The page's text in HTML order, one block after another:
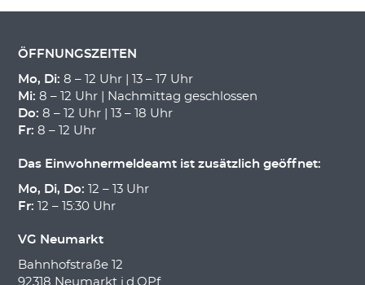
ÖFFNUNGSZEITEN
Mo, Di: 8 – 12 Uhr | 13 – 17 Uhr
Mi: 8 – 12 Uhr | Nachmittag geschlossen
Do: 8 – 12 Uhr | 13 – 18 Uhr
Fr: 8 – 12 Uhr
Das Einwohnermeldeamt ist zusätzlich geöffnet:
Mo, Di, Do: 12 – 13 Uhr
Fr: 12 – 15:30 Uhr
VG Neumarkt
Bahnhofstraße 12
92318 Neumarkt i.d.OPf